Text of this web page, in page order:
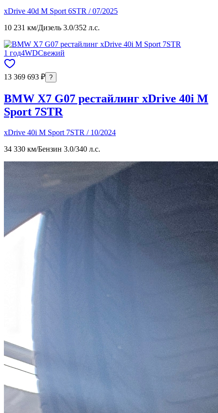
xDrive 40d M Sport 6STR / 07/2025
10 231 км/Дизель 3.0/352 л.с.
1 год4WDСвежий
13 369 693 ₽ ?
BMW X7 G07 рестайлинг xDrive 40i M
Sport 7STR
xDrive 40i M Sport 7STR / 10/2024
34 330 км/Бензин 3.0/340 л.с.